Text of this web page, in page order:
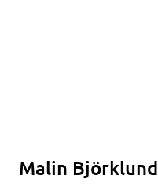
Malin Björklund